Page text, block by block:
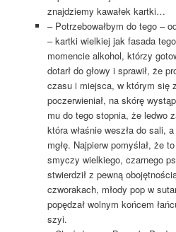
znajdziemy kawałek kartki…
– Potrzebowałbym do tego –
– kartki wielkiej jak fasada
momencie alkohol, którzy
dotarł do głowy i sprawił, że
czasu i miejsca, w którym się
poczerwieniał, na skórę
mu do tego stopnia, że ledwo
która właśnie weszła do sali,
mgłę. Najpierw pomyślał, że
smyczy wielkiego, czarnego
stwierdził z pewną
czworakach, młody pop w
popędzał wolnym końcem
szyi.